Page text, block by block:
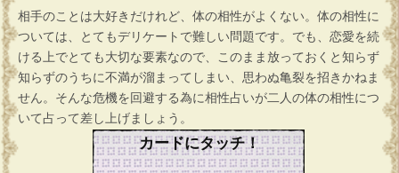
相手のことは大好きだけれど、体の相性がよくない。体の相性に
ついては、とてもデリケートで難しい問題です。でも、恋愛を続
ける上でとても大切な要素なので、このまま放っておくと知らず
知らずのうちに不満が溜まってしまい、思わぬ亀裂を招きかねま
せん。そんな危機を回避する為に相性占いが二人の体の相性につ
いて占って差し上げましょう。
カードにタッチ！